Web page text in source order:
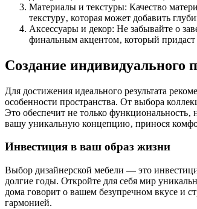
Материалы и текстуры: Качество
текстуру‚ которая может добавить
Аксессуары и декор: Не забывайте о
финальным акцентом‚ который
Создание индивидуального
Для достижения идеального результата
особенности пространства. От выбора
Это обеспечит не только
вашу уникальную концепцию‚ принося
Инвестиция в ваш образ жизни
Выбор дизайнерской мебели — это
долгие годы. Откройте для себя мир
дома говорит о вашем безупречном вкусе и
гармонией.